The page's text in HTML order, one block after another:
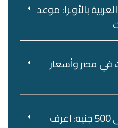
بالأوبرا: موعد
في مصر وأسعار
حساب جاري بحد أدنى 500 جنيه: اعرف